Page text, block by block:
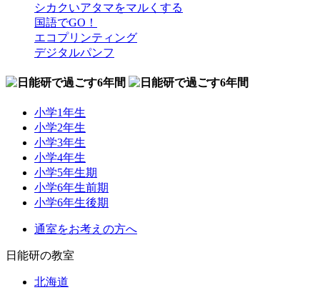
シカクいアタマをマルくする
国語でGO！
エコプリンティング
デジタルパンフ
小学1年生
小学2年生
小学3年生
小学4年生
小学5年生期
小学6年生前期
小学6年生後期
通室をお考えの方へ
日能研の教室
北海道